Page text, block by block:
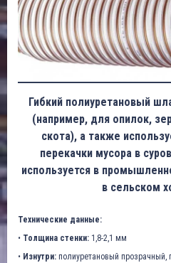
Гибкий полиуретановый
(например, для опилок,
скота), а также
перекачки мусора в
используется в
в сельском
Технические данные:
• Толщина стенки: 1,8-2,1 мм
• Изнутри: полиуретановый прозрачный,